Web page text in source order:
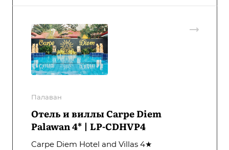
Палаван
Отель и виллы Carpe Diem
Palawan 4* | LP-CDHVP4
Carpe Diem Hotel and Villas 4★